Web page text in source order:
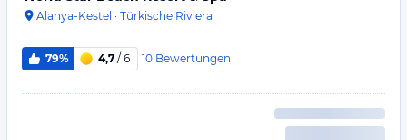
Alanya-Kestel · Türkische Riviera
79% 4,7 / 6 10 Bewertungen